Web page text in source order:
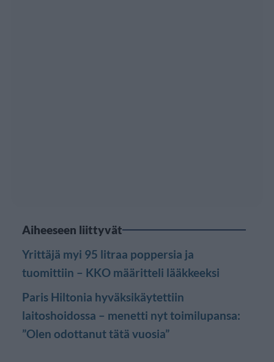
Aiheeseen liittyvät
Yrittäjä myi 95 litraa poppersia ja
tuomittiin – KKO määritteli lääkkeeksi
Paris Hiltonia hyväksikäytettiin
laitoshoidossa – menetti nyt toimilupansa:
”Olen odottanut tätä vuosia”